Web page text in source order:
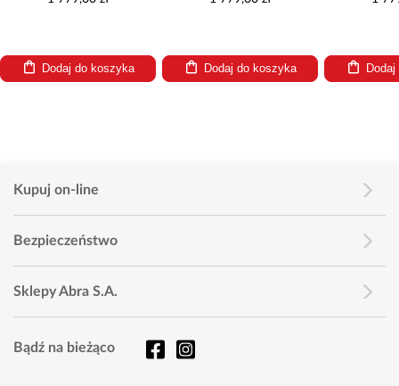
Dodaj do koszyka Dodaj do koszyka
Kupuj on-line
Bezpieczeństwo
Sklepy Abra S.A.
Bądź na bieżąco